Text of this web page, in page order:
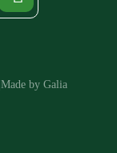
Made by Galia